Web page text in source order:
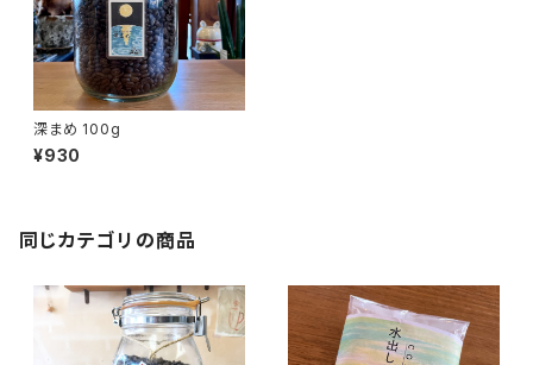
深まめ 100g
¥930
同じカテゴリの商品